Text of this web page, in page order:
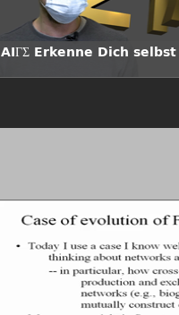
AIΓΣ Erkenne Dich selbst